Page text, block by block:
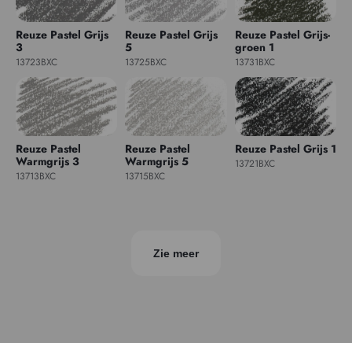
Reuze Pastel Grijs
3
13723BXC
Reuze Pastel Grijs
5
13725BXC
Reuze Pastel Grijs-
groen 1
13731BXC
Reuze Pastel
Warmgrijs 3
13713BXC
Reuze Pastel
Warmgrijs 5
13715BXC
Reuze Pastel Grijs 1
13721BXC
Zie meer